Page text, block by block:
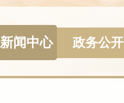
新闻中心 政务公开